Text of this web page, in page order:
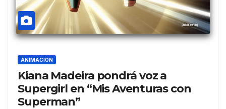
ANIMACIÓN
Kiana Madeira pondrá voz a
Supergirl en “Mis Aventuras con
Superman”